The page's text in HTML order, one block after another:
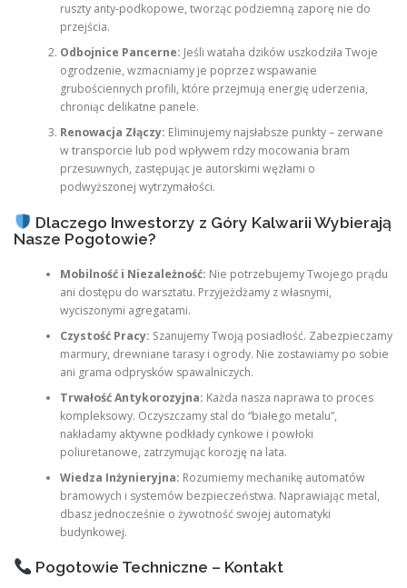
ruszty anty-podkopowe, tworząc podziemną zaporę nie do
przejścia.
Odbojnice Pancerne: Jeśli wataha dzików uszkodziła Twoje
ogrodzenie, wzmacniamy je poprzez wspawanie
grubościennych profili, które przejmują energię uderzenia,
chroniąc delikatne panele.
Renowacja Złączy: Eliminujemy najsłabsze punkty – zerwane
w transporcie lub pod wpływem rdzy mocowania bram
przesuwnych, zastępując je autorskimi węzłami o
podwyższonej wytrzymałości.
Dlaczego Inwestorzy z Góry Kalwarii Wybierają
Nasze Pogotowie?
Mobilność i Niezależność: Nie potrzebujemy Twojego prądu
ani dostępu do warsztatu. Przyjeżdżamy z własnymi,
wyciszonymi agregatami.
Czystość Pracy: Szanujemy Twoją posiadłość. Zabezpieczamy
marmury, drewniane tarasy i ogrody. Nie zostawiamy po sobie
ani grama odprysków spawalniczych.
Trwałość Antykorozyjna: Każda nasza naprawa to proces
kompleksowy. Oczyszczamy stal do “białego metalu”,
nakładamy aktywne podkłady cynkowe i powłoki
poliuretanowe, zatrzymując korozję na lata.
Wiedza Inżynieryjna: Rozumiemy mechanikę automatów
bramowych i systemów bezpieczeństwa. Naprawiając metal,
dbasz jednocześnie o żywotność swojej automatyki
budynkowej.
Pogotowie Techniczne – Kontakt